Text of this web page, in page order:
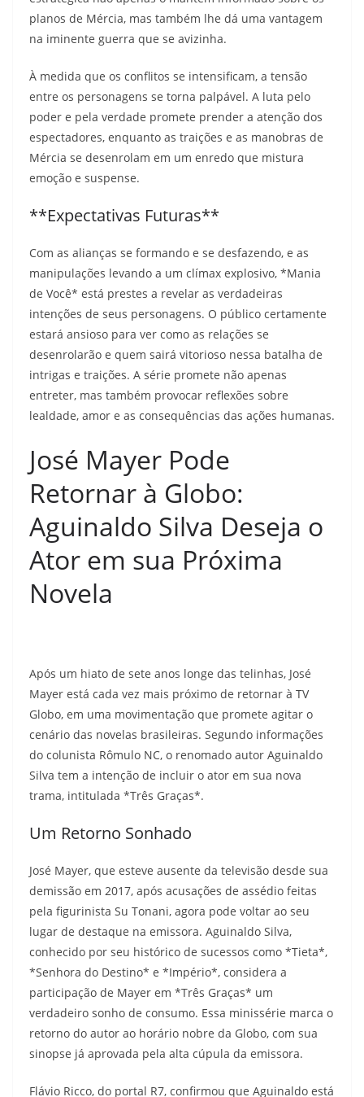
planos de Mércia, mas também lhe dá uma vantagem
na iminente guerra que se avizinha.
À medida que os conflitos se intensificam, a tensão
entre os personagens se torna palpável. A luta pelo
poder e pela verdade promete prender a atenção dos
espectadores, enquanto as traições e as manobras de
Mércia se desenrolam em um enredo que mistura
emoção e suspense.
**Expectativas Futuras**
Com as alianças se formando e se desfazendo, e as
manipulações levando a um clímax explosivo, *Mania
de Você* está prestes a revelar as verdadeiras
intenções de seus personagens. O público certamente
estará ansioso para ver como as relações se
desenrolarão e quem sairá vitorioso nessa batalha de
intrigas e traições. A série promete não apenas
entreter, mas também provocar reflexões sobre
lealdade, amor e as consequências das ações humanas.
José Mayer Pode
Retornar à Globo:
Aguinaldo Silva Deseja o
Ator em sua Próxima
Novela
Após um hiato de sete anos longe das telinhas, José
Mayer está cada vez mais próximo de retornar à TV
Globo, em uma movimentação que promete agitar o
cenário das novelas brasileiras. Segundo informações
do colunista Rômulo NC, o renomado autor Aguinaldo
Silva tem a intenção de incluir o ator em sua nova
trama, intitulada *Três Graças*.
Um Retorno Sonhado
José Mayer, que esteve ausente da televisão desde sua
demissão em 2017, após acusações de assédio feitas
pela figurinista Su Tonani, agora pode voltar ao seu
lugar de destaque na emissora. Aguinaldo Silva,
conhecido por seu histórico de sucessos como *Tieta*,
*Senhora do Destino* e *Império*, considera a
participação de Mayer em *Três Graças* um
verdadeiro sonho de consumo. Essa minissérie marca o
retorno do autor ao horário nobre da Globo, com sua
sinopse já aprovada pela alta cúpula da emissora.
Flávio Ricco, do portal R7, confirmou que Aguinaldo está